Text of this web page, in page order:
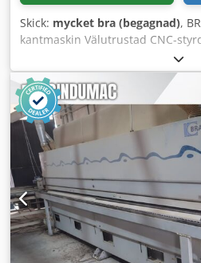
Skick: mycket bra (begagnad),
kantmaskin Välutrustad CNC-
Förfräsare Plattvärme
med vals Pneumatisk
Klipphuvuden för
Fräsenhet för upp- och
bearbetning av hörn R1-R2
Vätskor Polering Max höjd på
på kantband i rulle 3 mm Max
m/min I perfekt skick för en